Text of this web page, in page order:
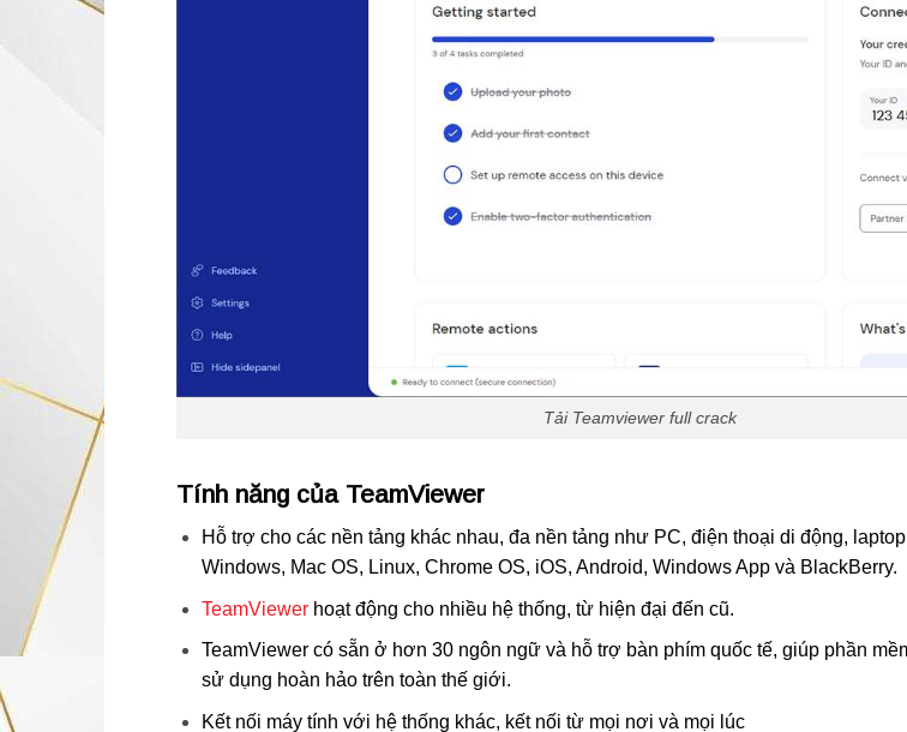
Tải Teamviewer full crack
Tính năng của TeamViewer
Hỗ trợ cho các nền tảng khác nhau, đa nền tảng như PC, điện thoại di động,
Windows, Mac OS, Linux, Chrome OS, iOS, Android, Windows App và BlackBerry.
TeamViewerhoạt động cho nhiều hệ thống, từ hiện đại đến cũ.
TeamViewer có sẵn ở hơn 30 ngôn ngữ và hỗ trợ bàn phím quốc tế, giúp phần
sử dụng hoàn hảo trên toàn thế giới.
Kết nối máy tính với hệ thống khác, kết nối từ mọi nơi và mọi lúc